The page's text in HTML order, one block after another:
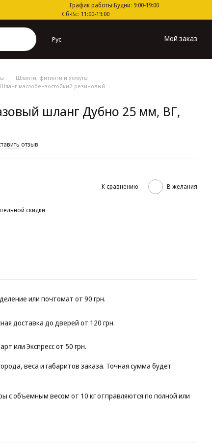
График работы:Будни: 9:00-19:00
Сб-Вс: 11:00-19:00
Рус Мой заказ
Шланги, фитинги и хомуты
Шланг маслобензостойкий резиновый
шланг Дубно 25 мм, ВГ,
отзыв
К сравнению В желания
скидки
или почтомат от 90 грн.
доставка до дверей от 120 грн.
или Экспресс от 50 грн.
веса и габаритов заказа. Точная сумма будет
с объемным весом от 10 кг отправляются по полной или